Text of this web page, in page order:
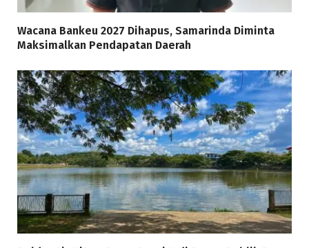
Wacana Bankeu 2027 Dihapus, Samarinda Diminta
Maksimalkan Pendapatan Daerah